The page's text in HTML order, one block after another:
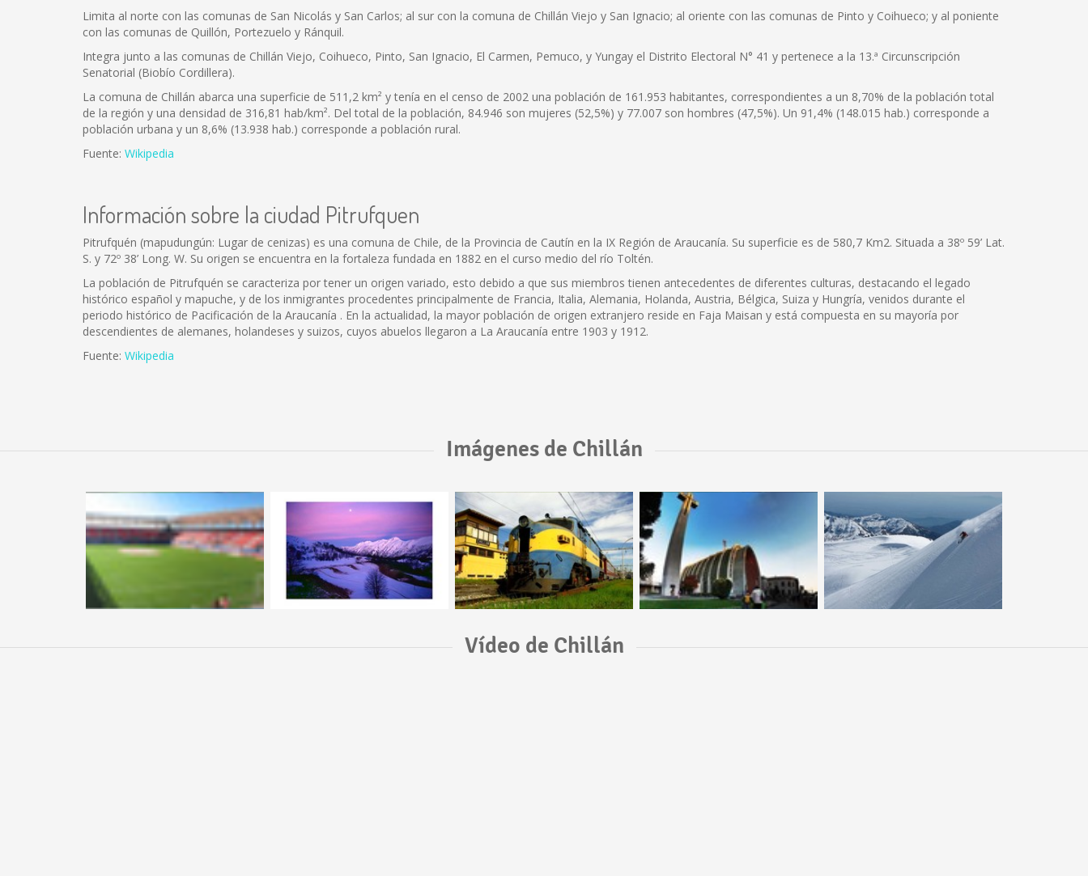
Limita al norte con las comunas de San Nicolás y San Carlos; al sur con la comuna de Chillán Viejo y San Ignacio; al oriente con las comunas de Pinto y Coihueco; y al poniente
con las comunas de Quillón, Portezuelo y Ránquil.
Integra junto a las comunas de Chillán Viejo, Coihueco, Pinto, San Ignacio, El Carmen, Pemuco, y Yungay el Distrito Electoral N° 41 y pertenece a la 13.ª Circunscripción
Senatorial (Biobío Cordillera).
La comuna de Chillán abarca una superficie de 511,2 km² y tenía en el censo de 2002 una población de 161.953 habitantes, correspondientes a un 8,70% de la población total
de la región y una densidad de 316,81 hab/km². Del total de la población, 84.946 son mujeres (52,5%) y 77.007 son hombres (47,5%). Un 91,4% (148.015 hab.) corresponde a
población urbana y un 8,6% (13.938 hab.) corresponde a población rural.
Fuente: Wikipedia
Información sobre la ciudad Pitrufquen
Pitrufquén (mapudungún: Lugar de cenizas) es una comuna de Chile, de la Provincia de Cautín en la IX Región de Araucanía. Su superficie es de 580,7 Km2. Situada a 38º 59’ Lat.
S. y 72º 38’ Long. W. Su origen se encuentra en la fortaleza fundada en 1882 en el curso medio del río Toltén.
La población de Pitrufquén se caracteriza por tener un origen variado, esto debido a que sus miembros tienen antecedentes de diferentes culturas, destacando el legado
histórico español y mapuche, y de los inmigrantes procedentes principalmente de Francia, Italia, Alemania, Holanda, Austria, Bélgica, Suiza y Hungría, venidos durante el
periodo histórico de Pacificación de la Araucanía . En la actualidad, la mayor población de origen extranjero reside en Faja Maisan y está compuesta en su mayoría por
descendientes de alemanes, holandeses y suizos, cuyos abuelos llegaron a La Araucanía entre 1903 y 1912.
Fuente: Wikipedia
Imágenes de Chillán
Vídeo de Chillán